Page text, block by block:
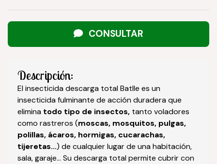
CONSULTAR
Descripción:
El insecticida descarga total Batlle es un
insecticida fulminante de acción duradera que
elimina todo tipo de insectos, tanto voladores
como rastreros (moscas, mosquitos, pulgas,
polillas, ácaros, hormigas, cucarachas,
tijeretas...) de cualquier lugar de una habitación,
sala, garaje... Su descarga total permite cubrir con